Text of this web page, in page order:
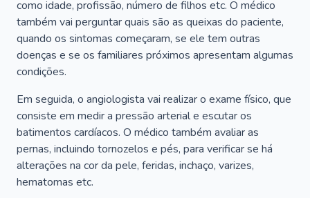
como idade, profissão, número de filhos etc. O médico
também vai perguntar quais são as queixas do paciente,
quando os sintomas começaram, se ele tem outras
doenças e se os familiares próximos apresentam algumas
condições.
Em seguida, o angiologista vai realizar o exame físico, que
consiste em medir a pressão arterial e escutar os
batimentos cardíacos. O médico também avaliar as
pernas, incluindo tornozelos e pés, para verificar se há
alterações na cor da pele, feridas, inchaço, varizes,
hematomas etc.